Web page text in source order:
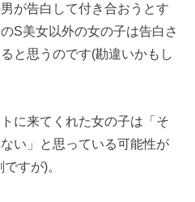
が告白して付き合おうとす
S美女以外の女の子は告白さ
と思うのです(勘違いかもし
に来てくれた女の子は「そ
い」と思っている可能性が
すが)。